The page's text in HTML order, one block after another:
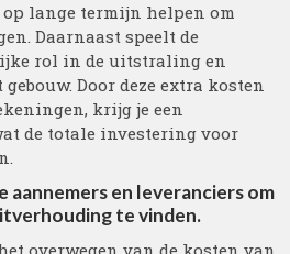
lange termijn helpen om
Daarnaast speelt de
rol in de uitstraling en
Door deze extra kosten
krijg je een
de totale investering voor
en leveranciers om
te vinden.
overwegen van de kosten van